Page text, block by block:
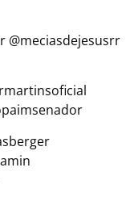
@meciasdejesusrr